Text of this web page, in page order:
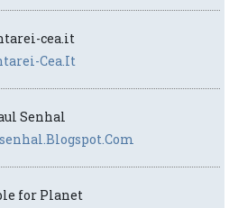
cea.it
Cea.it
Senhal
for Planet